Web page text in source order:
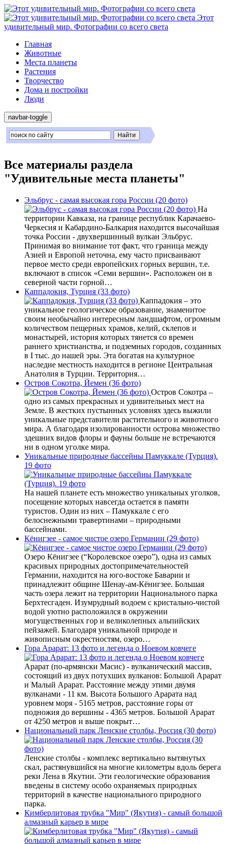
Этот
удивительный мир. Фотографии со всего света
Главная
Животные
Места планеты
Растения
Творчество
Дома и постройки
Люди
navbar-toggle
Все материалы раздела
"Удивительные места планеты"
Эльбрус - самая высокая гора России (20 фото)
На
территории Кавказа, на границе республик Карачаево-
Черкесия и Кабардино-Балкария находится высочайшая
точка России - двухвершинный вулкан Эльбрус.
Принимая во внимание тот факт, что граница между
Азией и Европой неточна, ему часто присваивают
первое место среди европейских горных вершин, т.е.
включают в список «Семи вершин». Расположен он в
северной части горной…
Каппадокия, Турция (33 фото)
Каппадокия – это
уникальное геологическое образование, знаменитое
своим необычайно интересным ландшафтом, огромным
количеством пещерных храмов, келий, склепов и
монастырей, история которых тянется со времен
раннего христианства, и подземных городов, созданных
в I тыс. до нашей эры. Эта богатая на культурное
наследие местность находится в регионе Центральная
Анатолия в Турции. Территория…
Остров Сокотра, Йемен (36 фото)
Остров Сокотра –
одно из самых прекрасных и удивительных мест на
Земле. В жестких пустынных условиях здесь выжили
уникальные представители растительного и животного
мира. А благодаря изолированности острова множество
здешних видов флоры и фауны больше не встречаются
ни в одном уголке мира.
Уникальные природные бассейны Памуккале (Турция).
19 фото
На нашей планете есть множество уникальных уголков,
посещение которых навсегда остается в памяти
туристов. Один из них – Памуккале с его
белоснежными травертинами – природными
бассейнами.
Кёнигзее - самое чистое озеро Германии (29 фото)
Озеро Кёнигзее (“Королевское озеро”), одна из самых
красивых природных достопримечательностей
Германии, находится на юго-востоке Баварии и
принадлежит общине Шенау-ам-Кёнигзее. Большая
часть озера лежит на территории Национального парка
Берхтесгаден. Изумрудный водоем с кристально-чистой
водой уютно расположился в окружении
могущественных гор и великолепных альпийских
пейзажей. Благодаря уникальной природе и
живописным окрестностям, озеро…
Гора Арарат: 13 фото и легенда о Ноевом ковчеге
Арарат (по-армянски Масис) - вулканический массив,
состоящий из двух потухших вулканов: Большой Арарат
и Малый Арарат. Расстояние между этими двумя
вулканами - 11 км. Высота Большого Арарата над
уровнем моря - 5165 метров, расстояние горы от
подножия до вершины - 4365 метров. Большой Арарат
от 4250 метров и выше покрыт…
Национальный парк Ленские столбы, Россия (30 фото)
Ленские столбы - комплекс вертикально вытянутых
скал, растянувшийся на многие километры вдоль берега
реки Лена в Якутии. Эти геологические образования
введены в систему особо охраняемых природных
территорий в качестве национального природного
парка.
Кимберлитовая трубка "Мир" (Якутия) - самый большой
алмазный карьер в мире